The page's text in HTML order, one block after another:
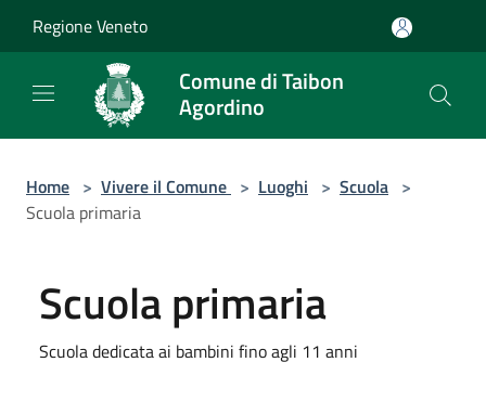
Regione Veneto
Comune di Taibon
Agordino
Home > Vivere il Comune > Luoghi > Scuola >
Scuola primaria
Scuola primaria
Scuola dedicata ai bambini fino agli 11 anni